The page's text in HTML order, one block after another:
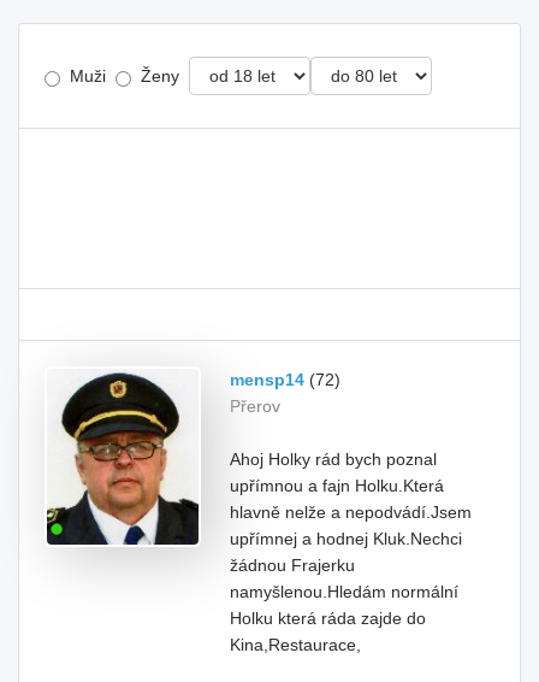
Muži Ženy
mensp14 (72)
Přerov
Ahoj Holky rád bych poznal
upřímnou a fajn Holku.Která
hlavně nelže a nepodvádí.Jsem
upřímnej a hodnej Kluk.Nechci
žádnou Frajerku
namyšlenou.Hledám normální
Holku která ráda zajde do
Kina,Restaurace,